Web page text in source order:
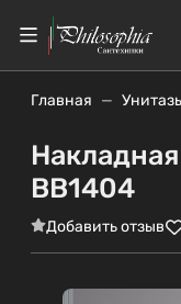
Главная
BB1404
Добавить отзыв